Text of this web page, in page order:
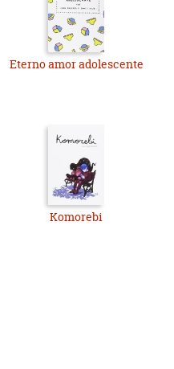
Eterno amor adolescente
Komorebi